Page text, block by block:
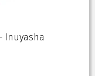
Inuyasha